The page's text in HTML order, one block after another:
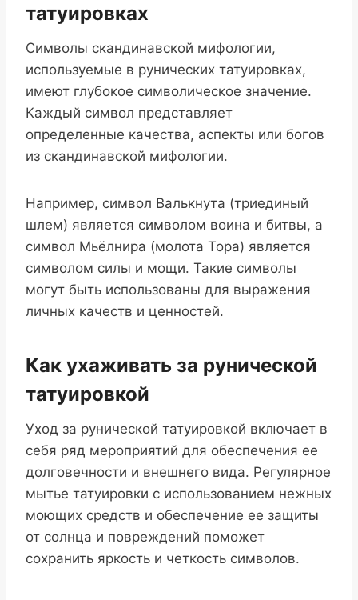
татуировках
Символы скандинавской мифологии,
используемые в рунических татуировках,
имеют глубокое символическое значение.
Каждый символ представляет
определенные качества, аспекты или богов
из скандинавской мифологии.
Например, символ Валькнута (триединый
шлем) является символом воина и битвы, а
символ Мьёлнира (молота Тора) является
символом силы и мощи. Такие символы
могут быть использованы для выражения
личных качеств и ценностей.
Как ухаживать за рунической
татуировкой
Уход за рунической татуировкой включает в
себя ряд мероприятий для обеспечения ее
долговечности и внешнего вида. Регулярное
мытье татуировки с использованием нежных
моющих средств и обеспечение ее защиты
от солнца и повреждений поможет
сохранить яркость и четкость символов.